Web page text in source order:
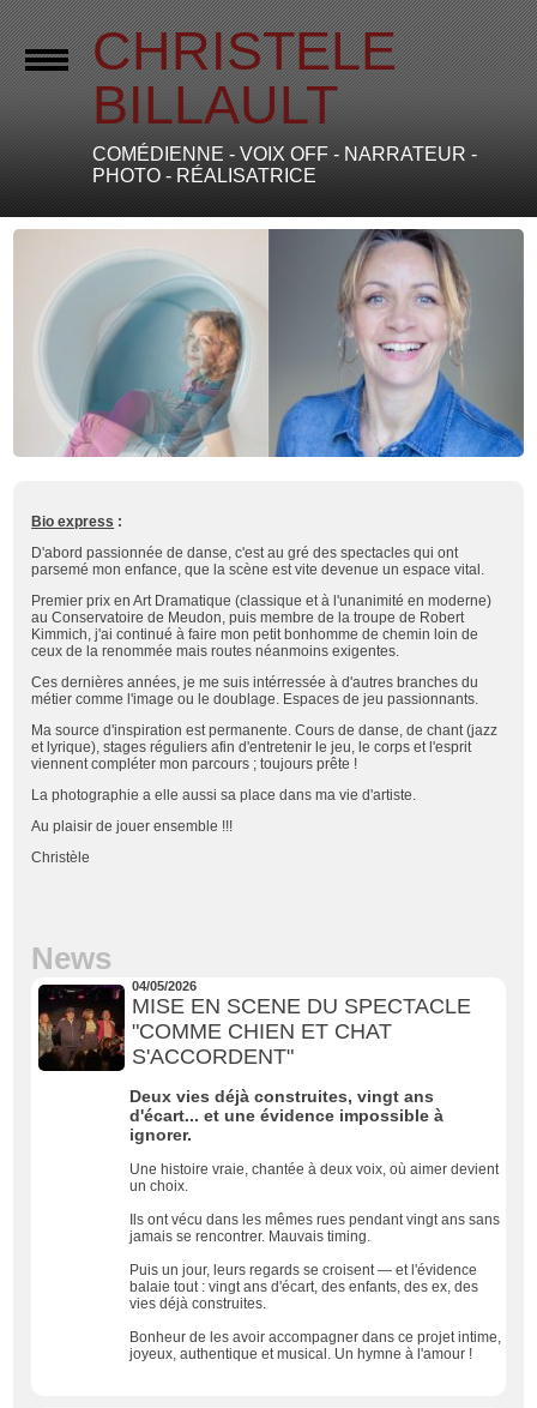
CHRISTELE
BILLAULT
COMÉDIENNE - VOIX OFF - NARRATEUR -
PHOTO - RÉALISATRICE
Bio express :
D'abord passionnée de danse, c'est au gré des spectacles qui ont
parsemé mon enfance, que la scène est vite devenue un espace vital.
Premier prix en Art Dramatique (classique et à l'unanimité en moderne)
au Conservatoire de Meudon, puis membre de la troupe de Robert
Kimmich, j'ai continué à faire mon petit bonhomme de chemin loin de
ceux de la renommée mais routes néanmoins exigentes.
Ces dernières années, je me suis intérressée à d'autres branches du
métier comme l'image ou le doublage. Espaces de jeu passionnants.
Ma source d'inspiration est permanente. Cours de danse, de chant (jazz
et lyrique), stages réguliers afin d'entretenir le jeu, le corps et l'esprit
viennent compléter mon parcours ; toujours prête !
La photographie a elle aussi sa place dans ma vie d'artiste.
Au plaisir de jouer ensemble !!!
Christèle
News
04/05/2026
MISE EN SCENE DU SPECTACLE
"COMME CHIEN ET CHAT
S'ACCORDENT"
Deux vies déjà construites, vingt ans
d'écart... et une évidence impossible à
ignorer.
Une histoire vraie, chantée à deux voix, où aimer devient
un choix.
Ils ont vécu dans les mêmes rues pendant vingt ans sans
jamais se rencontrer. Mauvais timing.
Puis un jour, leurs regards se croisent — et l'évidence
balaie tout : vingt ans d'écart, des enfants, des ex, des
vies déjà construites.
Bonheur de les avoir accompagner dans ce projet intime,
joyeux, authentique et musical. Un hymne à l'amour !